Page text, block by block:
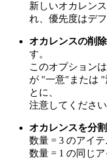
新しいオカレン
れ、優先度はデ
オカレンスの削除
す。
このオプション
が "一意"または "
とに、
注意してください
オカレンスを分割
数量 = 3 のアイテ
数量 = 1 の同じ